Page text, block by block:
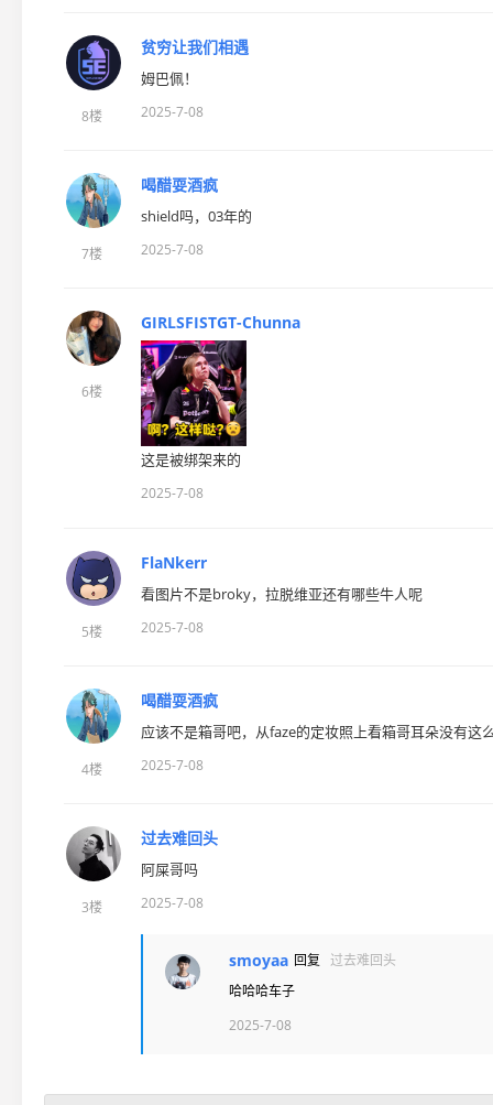
8楼
贫穷让我们相遇
姆巴佩！
2025-7-08
7楼
喝醋耍酒疯
shield吗，03年的
2025-7-08
6楼
GIRLSFISTGT-Chunna
这是被绑架来的
2025-7-08
5楼
FlaNkerr
看图片不是broky，拉脱维亚还有哪些牛人呢
2025-7-08
4楼
喝醋耍酒疯
应该不是箱哥吧，从faze的定妆照上看箱哥耳朵没有这
2025-7-08
3楼
过去难回头
阿屎哥吗
2025-7-08
smoyaa 回复 过去难回头
哈哈哈车子
2025-7-08